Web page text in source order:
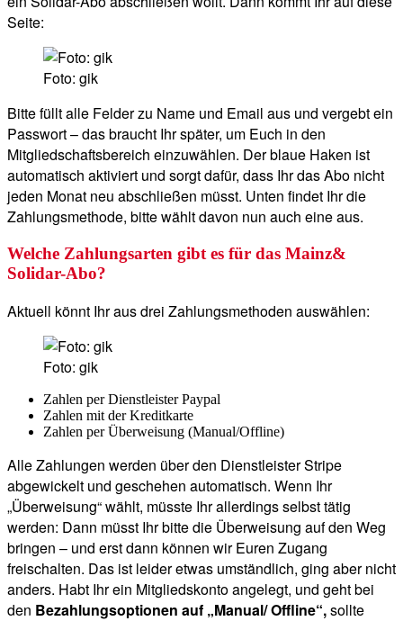
Seite:
Foto: gik
Bitte füllt alle Felder zu Name und Email aus und vergebt ein
Passwort – das braucht Ihr später, um Euch in den
Mitgliedschaftsbereich einzuwählen. Der blaue Haken ist
automatisch aktiviert und sorgt dafür, dass Ihr das Abo nicht
jeden Monat neu abschließen müsst. Unten findet Ihr die
Zahlungsmethode, bitte wählt davon nun auch eine aus.
Welche Zahlungsarten gibt es für das Mainz&
Solidar-Abo?
Aktuell könnt Ihr aus drei Zahlungsmethoden auswählen:
Foto: gik
Zahlen per Dienstleister Paypal
Zahlen mit der Kreditkarte
Zahlen per Überweisung (Manual/Offline)
Alle Zahlungen werden über den Dienstleister Stripe
abgewickelt und geschehen automatisch. Wenn Ihr
„Überweisung“ wählt, müsste Ihr allerdings selbst tätig
werden: Dann müsst Ihr bitte die Überweisung auf den Weg
bringen – und erst dann können wir Euren Zugang
freischalten. Das ist leider etwas umständlich, ging aber nicht
anders. Habt Ihr ein Mitgliedskonto angelegt, und geht bei
den Bezahlungsoptionen auf „Manual/ Offline“,sollte